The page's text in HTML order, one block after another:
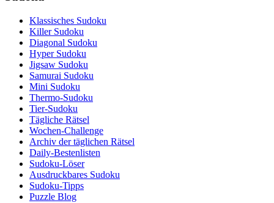
Klassisches Sudoku
Killer Sudoku
Diagonal Sudoku
Hyper Sudoku
Jigsaw Sudoku
Samurai Sudoku
Mini Sudoku
Thermo-Sudoku
Tier-Sudoku
Tägliche Rätsel
Wochen-Challenge
Archiv der täglichen Rätsel
Daily-Bestenlisten
Sudoku-Löser
Ausdruckbares Sudoku
Sudoku-Tipps
Puzzle Blog